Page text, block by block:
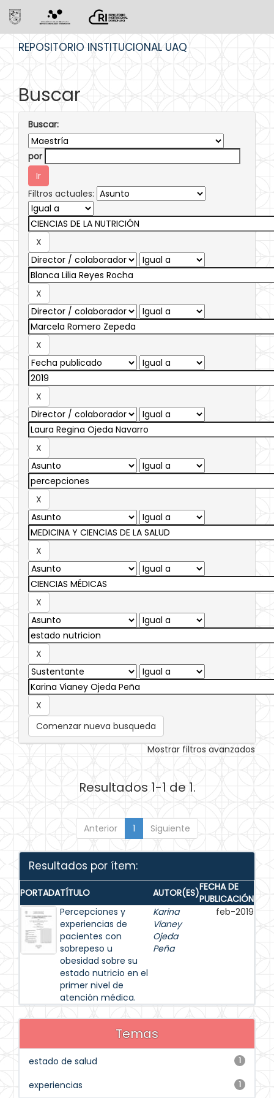
REPOSITORIO INSTITUCIONAL UAQ
Buscar
Buscar:
por
Filtros actuales:
Comenzar nueva busqueda
Mostrar filtros avanzados
Resultados 1-1 de 1.
Anterior 1 Siguiente
Resultados por ítem:
PORTADATÍTULO AUTOR(ES)FECHA DE
PUBLICACIÓN
Percepciones y
experiencias de
pacientes con
sobrepeso u
obesidad sobre su
estado nutricio en el
primer nivel de
atención médica.
Karina
Vianey
Ojeda
Peña
feb-2019
Temas
1
estado de salud
1
experiencias